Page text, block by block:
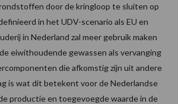
door de kringloop te sluiten op
in het UDV-scenario als EU en
in Nederland zal meer gebruik maken
eiwithoudende gewassen als vervanging
die afkomstig zijn uit andere
is wat dit betekent voor de Nederlandse
productie en toegevoegde waarde in de